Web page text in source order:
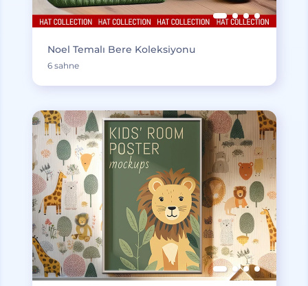
Noel Temalı Bere Koleksiyonu
6 sahne